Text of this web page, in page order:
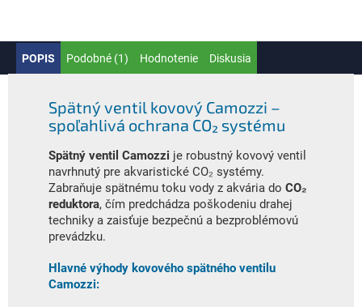
POPIS Podobné (1) Hodnotenie Diskusia
Spätný ventil kovový Camozzi –
spoľahlivá ochrana CO₂ systému
Spätný ventil Camozzi je robustný kovový ventil
navrhnutý pre akvaristické CO₂ systémy.
Zabraňuje spätnému toku vody z akvária do CO₂
reduktora, čím predchádza poškodeniu drahej
techniky a zaisťuje bezpečnú a bezproblémovú
prevádzku.
Hlavné výhody kovového spätného ventilu
Camozzi: